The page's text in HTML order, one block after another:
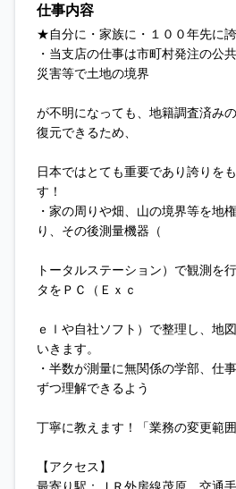
仕事内容
★自分に・家族に・１００年先に
・当支店の仕事は市町村発注の公
災害等で土地の境界
が不明になっても、地籍調査済み
復元できるため、
日本ではとても重要であり誇りを
す！
・家の周りや畑、山の境界等を地
り、その後測量機器（
トータルステーション）で観測を
タをＰＣ（Ｅｘｃ
ｅｌや自社ソフト）で整理し、地
いきます。
・半数が測量に無関係の学部、仕
ずつ理解できるよう
丁寧に教えます！「業務の変更範
【アクセス】